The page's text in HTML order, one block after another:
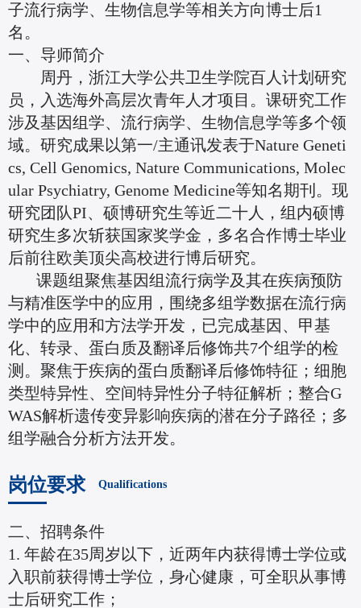
子流行病学、生物信息学等相关方向博士后1
名。
一、导师简介
周丹，浙江大学公共卫生学院百人计划研究
员，入选海外高层次青年人才项目。课研究工作
涉及基因组学、流行病学、生物信息学等多个领
域。研究成果以第一/主通讯发表于Nature Geneti
cs, Cell Genomics, Nature Communications, Molec
ular Psychiatry, Genome Medicine等知名期刊。现
研究团队PI、硕博研究生等近二十人，组内硕博
研究生多次斩获国家奖学金，多名合作博士毕业
后前往欧美顶尖高校进行博后研究。
课题组聚焦基因组流行病学及其在疾病预防
与精准医学中的应用，围绕多组学数据在流行病
学中的应用和方法学开发，已完成基因、甲基
化、转录、蛋白质及翻译后修饰共7个组学的检
测。聚焦于疾病的蛋白质翻译后修饰特征；细胞
类型特异性、空间特异性分子特征解析；整合G
WAS解析遗传变异影响疾病的潜在分子路径；多
组学融合分析方法开发。
岗位要求 Qualifications
二、招聘条件
1. 年龄在35周岁以下，近两年内获得博士学位或
入职前获得博士学位，身心健康，可全职从事博
士后研究工作；